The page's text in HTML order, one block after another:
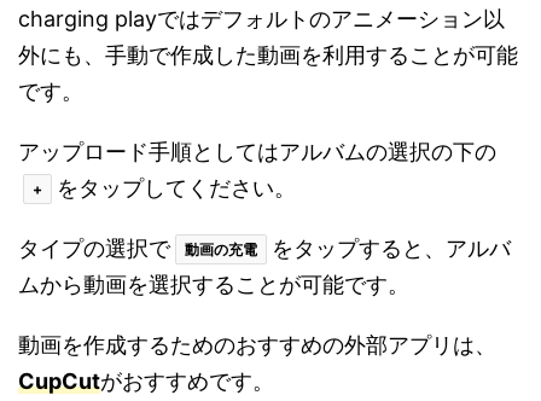
charging playではデフォルトのアニメーション以
外にも、手動で作成した動画を利用することが可能
です。
アップロード手順としてはアルバムの選択の下の
+ をタップしてください。
タイプの選択で 動画の充電
をタップすると、アルバ
ムから動画を選択することが可能です。
動画を作成するためのおすすめの外部アプリは、
CupCutがおすすめです。